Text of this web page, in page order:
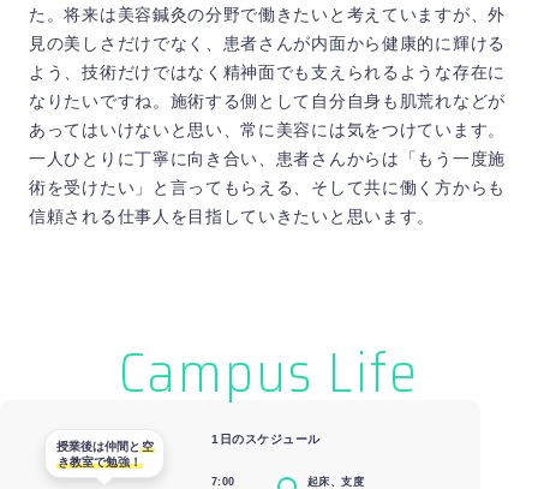
た。将来は美容鍼灸の分野で働きたいと考えていますが、外
見の美しさだけでなく、患者さんが内面から健康的に輝ける
よう、技術だけではなく精神面でも支えられるような存在に
なりたいですね。施術する側として自分自身も肌荒れなどが
あってはいけないと思い、常に美容には気をつけています。
一人ひとりに丁寧に向き合い、患者さんからは「もう一度施
術を受けたい」と言ってもらえる、そして共に働く方からも
信頼される仕事人を目指していきたいと思います。
Campus Life
授業後は仲間と空
き教室で勉強！
1日のスケジュール
7:00 起床、支度